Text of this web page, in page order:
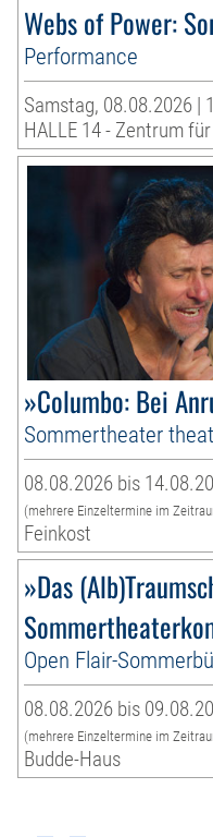
Webs of Power:
Performance
Samstag, 08.08.2026 |
HALLE 14 - Zentrum
»Columbo: Bei
Sommertheater
08.08.2026 bis
(mehrere Einzeltermine im
Feinkost
»Das
Open Flair-
08.08.2026 bis
(mehrere Einzeltermine im
Budde-Haus